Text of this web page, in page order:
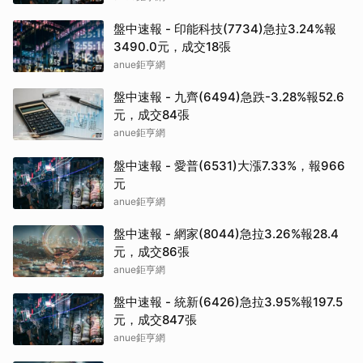
盤中速報 - 印能科技(7734)急拉3.24%報
3490.0元，成交18張
anue鉅亨網
盤中速報 - 九齊(6494)急跌-3.28%報52.6
元，成交84張
anue鉅亨網
盤中速報 - 愛普(6531)大漲7.33%，報966
元
anue鉅亨網
盤中速報 - 網家(8044)急拉3.26%報28.4
元，成交86張
anue鉅亨網
盤中速報 - 統新(6426)急拉3.95%報197.5
元，成交847張
anue鉅亨網